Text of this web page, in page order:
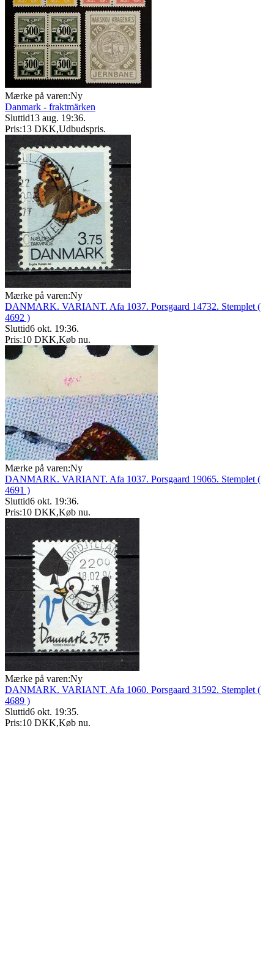
Mærke på varen:Ny
Danmark - fraktmärken
Sluttid13 aug. 19:36.
Pris:13 DKK,Udbudspris.
Mærke på varen:Ny
DANMARK. VARIANT. Afa 1037. Porsgaard 14732. Stemplet (
4692 )
Sluttid6 okt. 19:36.
Pris:10 DKK,Køb nu.
Mærke på varen:Ny
DANMARK. VARIANT. Afa 1037. Porsgaard 19065. Stemplet (
4691 )
Sluttid6 okt. 19:36.
Pris:10 DKK,Køb nu.
Mærke på varen:Ny
DANMARK. VARIANT. Afa 1060. Porsgaard 31592. Stemplet (
4689 )
Sluttid6 okt. 19:35.
Pris:10 DKK,Køb nu.